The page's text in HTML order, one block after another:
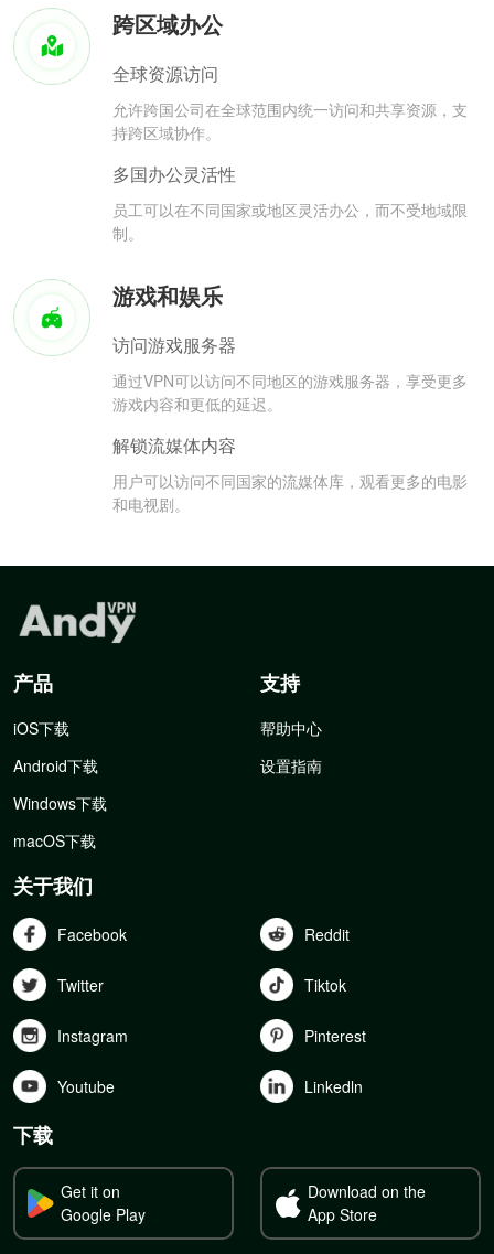
跨区域办公
全球资源访问
允许跨国公司在全球范围内统一访问和共享资源，支
持跨区域协作。
多国办公灵活性
员工可以在不同国家或地区灵活办公，而不受地域限
制。
游戏和娱乐
访问游戏服务器
通过VPN可以访问不同地区的游戏服务器，享受更多
游戏内容和更低的延迟。
解锁流媒体内容
用户可以访问不同国家的流媒体库，观看更多的电影
和电视剧。
产品
iOS下载
Android下载
Windows下载
macOS下载
支持
帮助中心
设置指南
关于我们
Facebook Reddit
Twitter Tiktok
Instagram Pinterest
Youtube Linkedln
下载
Get it on
Google Play
Download on the
App Store